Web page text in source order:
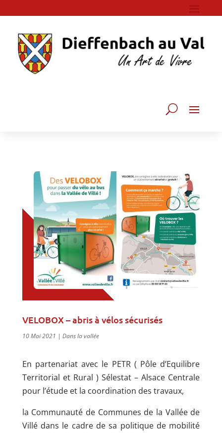
VELOBOX – abris à vélos sécurisés
10 Mai 2021 | Dans la vallée
En partenariat avec le PETR ( Pôle d’Equilibre
Territorial et Rural ) Sélestat – Alsace Centrale
pour l’étude et la coordination des travaux,
la Communauté de Communes de la Vallée de
Villé dans le cadre de sa politique de mobilité